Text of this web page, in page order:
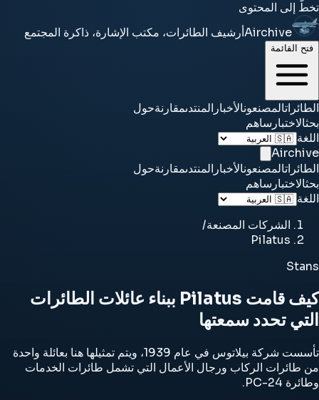
تخطَّ إلى المحتوى
Airchiveأرشيف الطائرات، مكتب الإشارة، ذاكرة المجتمع
فتح القائمة
الطائراتالمصنعونالأخبار المنتدىمقارنةحول
بحثالاختبار ساهم
اللغة
Airchive
الطائراتالمصنعونالأخبار المنتدىمقارنةحول
بحثالاختبار ساهم
اللغة
الشركات المصنعة/
Pilatus
Stans
كيف قامت Pilatus ببناء عائلات الطائرات
التي تحدد سمعتها
تأسست شركة بيلاتوس في عام 1939، ويتم تمثيلها هنا بعائلة واحدة
من طائرات الركاب ورجال الأعمال التي تشمل طائرات الخدمات
وطائرة PC-24.